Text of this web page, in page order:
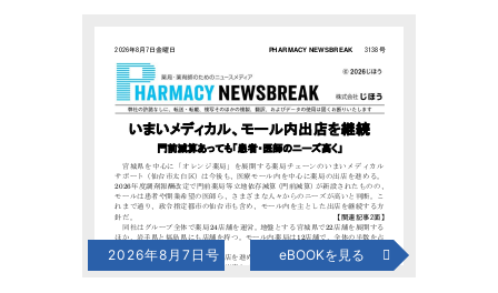
2026年8月7日号 eBOOKを見る